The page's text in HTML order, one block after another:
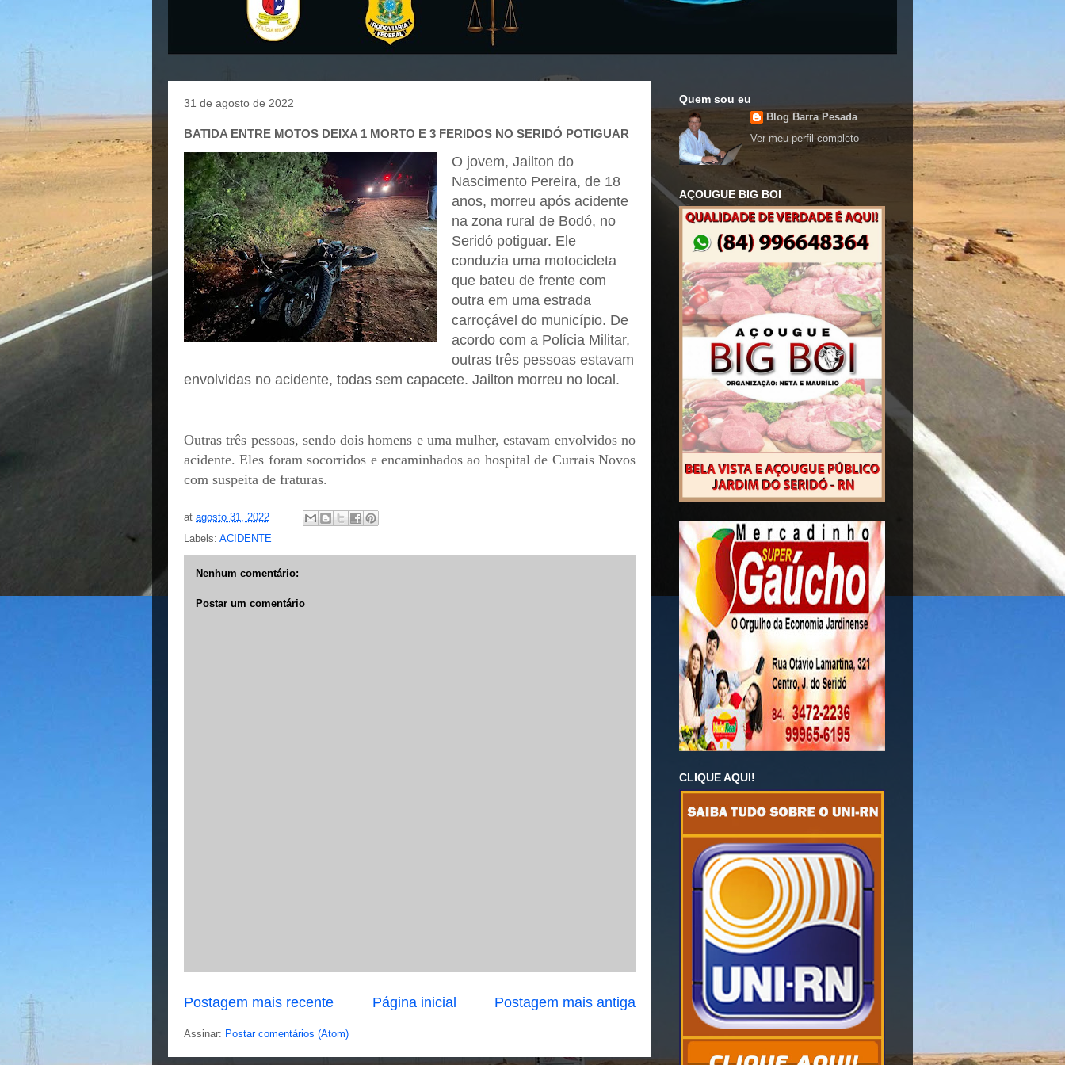
31 de agosto de 2022
BATIDA ENTRE MOTOS DEIXA 1 MORTO E 3 FERIDOS NO SERIDÓ POTIGUAR
O jovem, Jailton do
Nascimento Pereira, de 18
anos, morreu após acidente
na zona rural de Bodó, no
Seridó potiguar. Ele
conduzia uma motocicleta
que bateu de frente com
outra em uma estrada
carroçável do município. De
acordo com a Polícia Militar,
outras três pessoas estavam
envolvidas no acidente, todas sem capacete. Jailton morreu no local.
Outras três pessoas, sendo dois homens e uma mulher, estavam envolvidos no
acidente. Eles foram socorridos e encaminhados ao hospital de Currais Novos
com suspeita de fraturas.
at agosto 31, 2022
Labels: ACIDENTE
Nenhum comentário:
Postar um comentário
Postagem mais recente Postagem mais antiga
Página inicial
Assinar: Postar comentários (Atom)
Quem sou eu
Blog Barra Pesada
Ver meu perfil completo
AÇOUGUE BIG BOI
CLIQUE AQUI!